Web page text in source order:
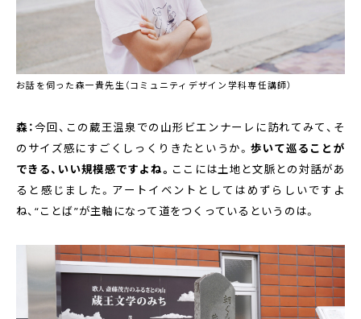
お話を伺った森一貴先生（コミュニティデザイン学科専任講師）
森：今回、この蔵王温泉での山形ビエンナーレに訪れてみて、そ
のサイズ感にすごくしっくりきたというか。 歩いて巡ることが
できる、いい規模感ですよね。 ここには土地と文脈との対話があ
ると感じました。アートイベントとしてはめずらしいですよ
ね、“ことば”が主軸になって道をつくっているというのは。